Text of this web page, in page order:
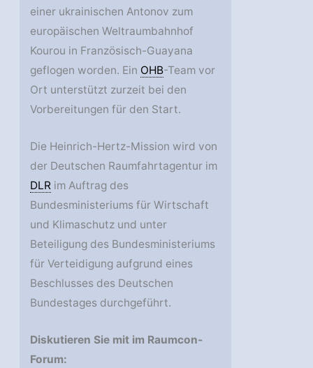
einer ukrainischen Antonov zum
europäischen Weltraumbahnhof
Kourou in Französisch-Guayana
geflogen worden. Ein OHB-Team vor
Ort unterstützt zurzeit bei den
Vorbereitungen für den Start.
Die Heinrich-Hertz-Mission wird von
der Deutschen Raumfahrtagentur im
DLR im Auftrag des
Bundesministeriums für Wirtschaft
und Klimaschutz und unter
Beteiligung des Bundesministeriums
für Verteidigung aufgrund eines
Beschlusses des Deutschen
Bundestages durchgeführt.
Diskutieren Sie mit im Raumcon-
Forum: